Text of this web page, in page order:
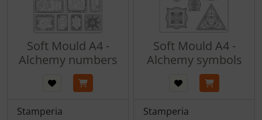
Soft Mould A4 -
Alchemy numbers
Stamperia
Soft Mould A4 -
Alchemy symbols
Stamperia